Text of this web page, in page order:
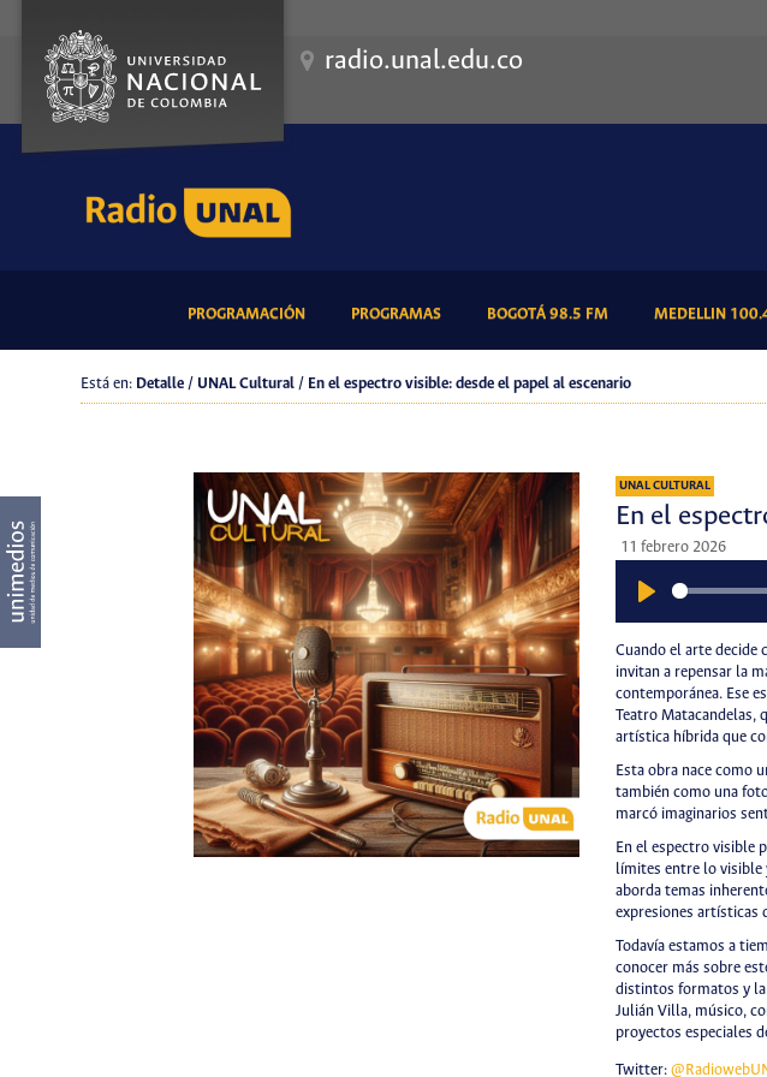
radio.unal.edu.co
PROGRAMACIÓN(CURRENT)PROGRAMAS(CURRENT)BOGOTÁ 98.5 FM(CURRENT)MEDELLIN
Está en: Detalle / UNAL Cultural / En el espectro visible: desde el papel al escenario
UNAL CULTURAL
En el
11 febrero 2026
Cuando el arte decide
invitan a repensar la
contemporánea. Ese
Teatro Matacandelas,
artística híbrida que
Esta obra nace como
también como una
marcó imaginarios
En el espectro visible
límites entre lo visible
aborda temas
expresiones artísticas
Todavía estamos a
conocer más sobre
distintos formatos y la
Julián Villa, músico,
proyectos especiales
Twitter: